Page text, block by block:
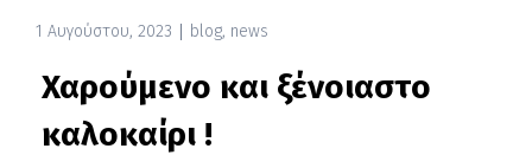
1 Αυγούστου, 2023 blog, news
Χαρούμενο και ξένοιαστο
καλοκαίρι !